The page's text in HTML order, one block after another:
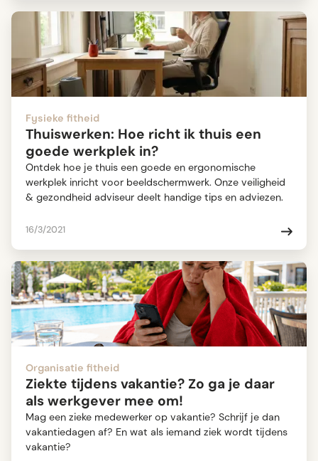
Fysieke fitheid
Thuiswerken: Hoe richt ik thuis een
goede werkplek in?
Ontdek hoe je thuis een goede en ergonomische
werkplek inricht voor beeldschermwerk. Onze veiligheid
& gezondheid adviseur deelt handige tips en adviezen.
16/3/2021
Organisatie fitheid
Ziekte tijdens vakantie? Zo ga je daar
als werkgever mee om!
Mag een zieke medewerker op vakantie? Schrijf je dan
vakantiedagen af? En wat als iemand ziek wordt tijdens
vakantie?